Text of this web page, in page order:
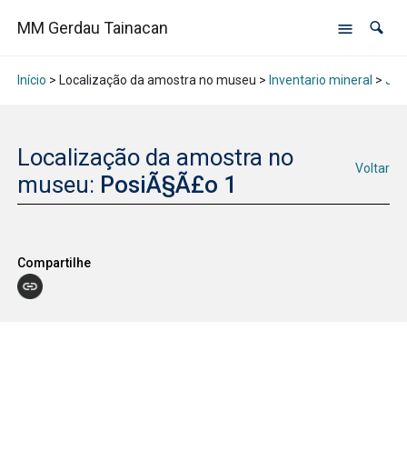
MM Gerdau Tainacan
Início > Localização da amostra no museu > Inventario mineral >
Localização da amostra no
museu: PosiÃ§Ã£o 1
Voltar
Compartilhe